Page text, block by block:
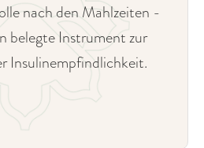
nach den Mahlzeiten -
belegte Instrument zur
Insulinempfindlichkeit.